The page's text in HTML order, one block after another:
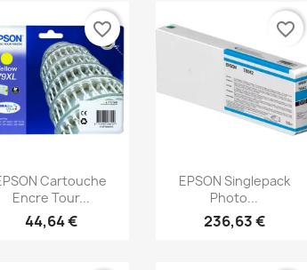
Aperçu rapide
Cartouche
Encre Tour...
44,64 €
favorite_border
Aperçu rapide
EPSON Singlepack
Photo...
236,63 €
favorite_border